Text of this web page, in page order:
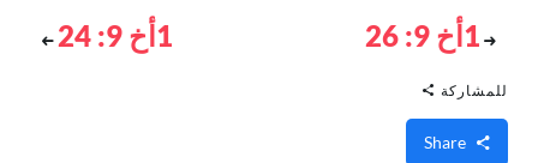
1أخ 9: 26 1أخ 9: 24
للمشاركة